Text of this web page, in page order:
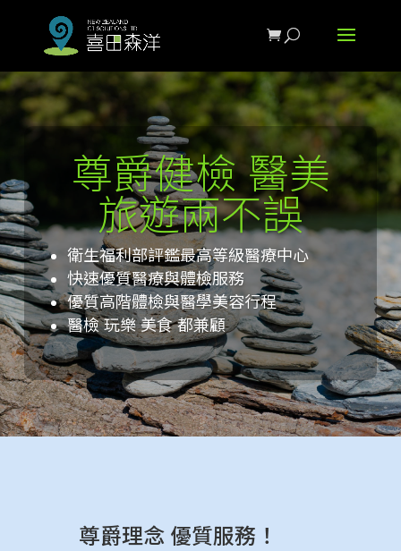
尊爵健檢 醫美
旅遊兩不誤
衛生福利部評鑑最高等級醫療中心
快速優質醫療與體檢服務
優質高階體檢與醫學美容行程
醫檢 玩樂 美食 都兼顧
尊爵理念 優質服務！